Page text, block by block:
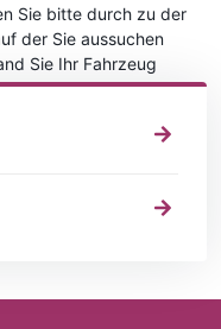
Sie bitte durch zu der
der Sie aussuchen
Sie Ihr Fahrzeug